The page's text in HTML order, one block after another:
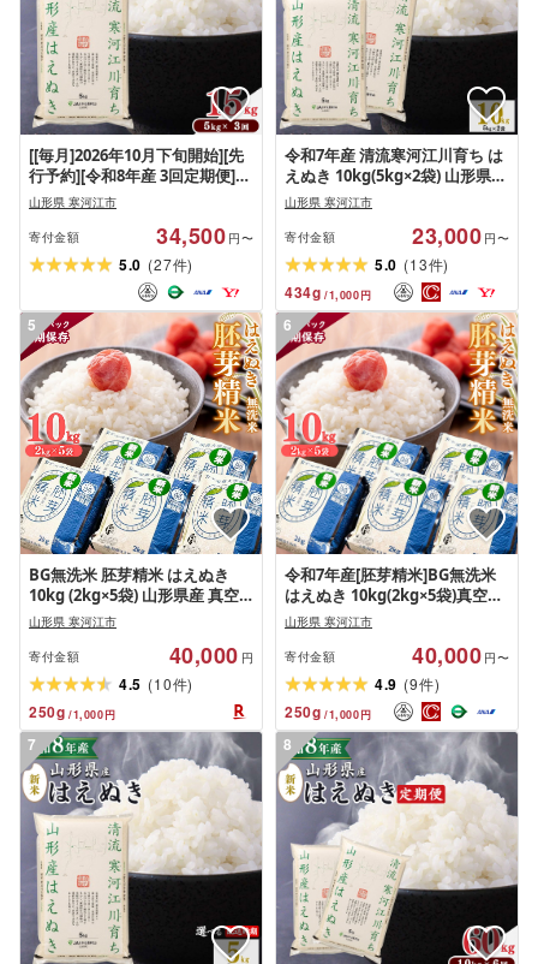
[[毎月]2026年10月下旬開始][先
行予約][令和8年産 3回定期便]は
えぬき 合計15kg(5kg×3回)清流
寒河江川育ち 山形産はえぬき
山形県産 2026年産 精米 15キロ
0345-C-JA021-202610下-毎月
山形県 寒河江市
寄付金額 34,500 円〜
5.0 (27件)
令和7年産 清流寒河江川育ち は
えぬき 10kg(5kg×2袋) 山形県産
2025年産 精米 10キロ
山形県 寒河江市
寄付金額 23,000 円〜
5.0 (13件)
434g /1,000円
5
BG無洗米 胚芽精米 はえぬき
10kg (2kg×5袋) 山形県産 真空
パック で長期保存! 2025年産 令
和7年産 小分け 個包装 米 無洗
米 時短 備蓄 保存 保管 防災 災害
非常用 節水 長持ち ストック キ
ャンプ アウトドア キューブ キ
ューブ米 東北 山形県 寒河江市
山形県 寒河江市
寄付金額 40,000 円
4.5 (10件)
250g /1,000円
6
令和7年産[胚芽精米]BG無洗米
はえぬき 10kg(2kg×5袋)真空パ
ック 2025年産 山形県産 備蓄 小
分け 環境 エコ 個包装 ストック
防災 災害 キャンプ アウトドア
長持ち
山形県 寒河江市
寄付金額 40,000 円〜
4.9 (9件)
250g /1,000円
7 8